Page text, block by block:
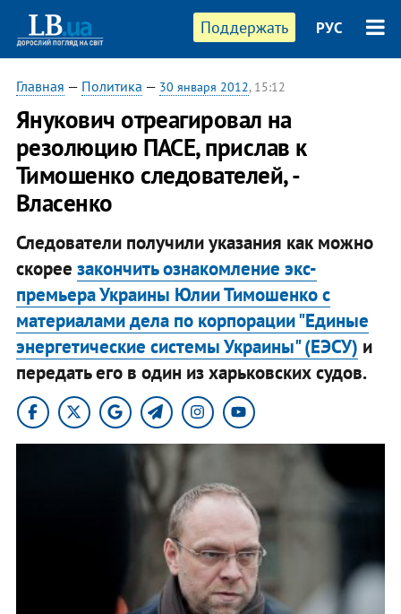
Поддержать РУС
Главная — Политика — 30 января 2012, 15:12
Янукович отреагировал на
резолюцию ПАСЕ, прислав к
Тимошенко следователей, -
Власенко
Следователи получили указания как можно
скорее закончить ознакомление экс-
премьера Украины Юлии Тимошенко с
материалами дела по корпорации "Единые
энергетические системы Украины" (ЕЭСУ) и
передать его в один из харьковских судов.